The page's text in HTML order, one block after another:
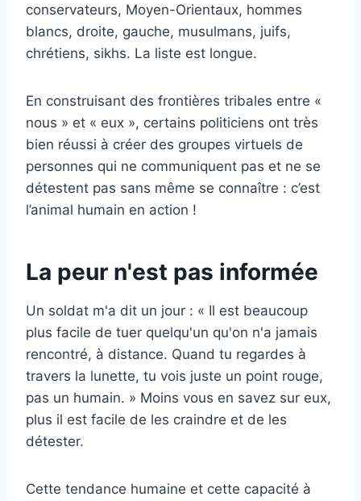
conservateurs, Moyen-Orientaux, hommes
blancs, droite, gauche, musulmans, juifs,
chrétiens, sikhs. La liste est longue.
En construisant des frontières tribales entre «
nous » et « eux », certains politiciens ont très
bien réussi à créer des groupes virtuels de
personnes qui ne communiquent pas et ne se
détestent pas sans même se connaître : c’est
l’animal humain en action !
La peur n'est pas informée
Un soldat m'a dit un jour : « Il est beaucoup
plus facile de tuer quelqu'un qu'on n'a jamais
rencontré, à distance. Quand tu regardes à
travers la lunette, tu vois juste un point rouge,
pas un humain. » Moins vous en savez sur eux,
plus il est facile de les craindre et de les
détester.
Cette tendance humaine et cette capacité à